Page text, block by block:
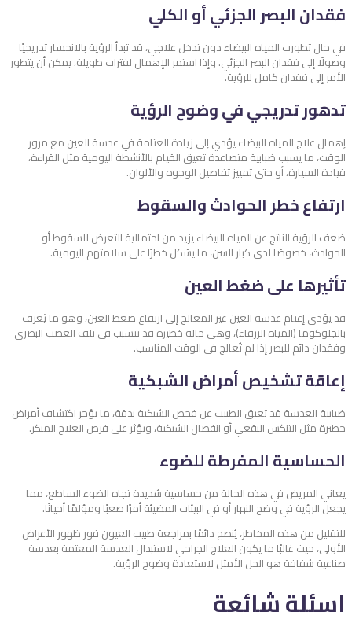
فقدان البصر الجزئي أو الكلي
في حال تطورت المياه البيضاء دون تدخل علاجي، قد تبدأ الرؤية بالانحسار تدريجيًا
وصولًا إلى فقدان البصر الجزئي. وإذا استمر الإهمال لفترات طويلة، يمكن أن يتطور
الأمر إلى فقدان كامل للرؤية.
تدهور تدريجي في وضوح الرؤية
إهمال علاج المياه البيضاء يؤدي إلى زيادة العتامة في عدسة العين مع مرور
الوقت، ما يسبب ضبابية متصاعدة تعيق القيام بالأنشطة اليومية مثل القراءة،
قيادة السيارة، أو حتى تمييز تفاصيل الوجوه والألوان.
ارتفاع خطر الحوادث والسقوط
ضعف الرؤية الناتج عن المياه البيضاء يزيد من احتمالية التعرض للسقوط أو
الحوادث، خصوصًا لدى كبار السن، ما يشكل خطرًا على سلامتهم اليومية.
تأثيرها على ضغط العين
قد يؤدي إعتام عدسة العين غير المعالج إلى ارتفاع ضغط العين، وهو ما يُعرف
بالجلوكوما (المياه الزرقاء)، وهي حالة خطيرة قد تتسبب في تلف العصب البصري
وفقدان دائم للبصر إذا لم تُعالج في الوقت المناسب.
إعاقة تشخيص أمراض الشبكية
ضبابية العدسة قد تعيق الطبيب عن فحص الشبكية بدقة، ما يؤخر اكتشاف أمراض
خطيرة مثل التنكس البقعي أو انفصال الشبكية، ويؤثر على فرص العلاج المبكر.
الحساسية المفرطة للضوء
يعاني المريض في هذه الحالة من حساسية شديدة تجاه الضوء الساطع، مما
يجعل الرؤية في وضح النهار أو في البيئات المضيئة أمرًا صعبًا ومؤلمًا أحيانًا.
للتقليل من هذه المخاطر، يُنصح دائمًا بمراجعة طبيب العيون فور ظهور الأعراض
الأولى، حيث غالبًا ما يكون العلاج الجراحي لاستبدال العدسة المعتمة بعدسة
صناعية شفافة هو الحل الأمثل لاستعادة وضوح الرؤية.
اسئلة شائعة